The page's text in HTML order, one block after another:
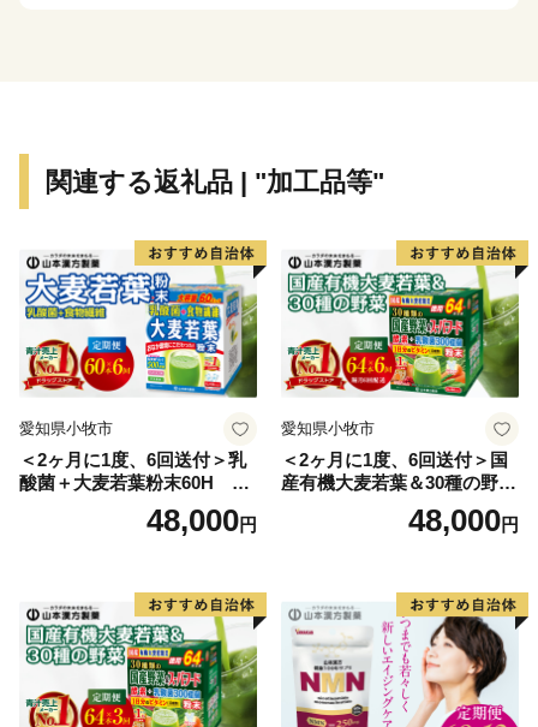
関連する返礼品 | "加工品等"
愛知県小牧市
＜2ヶ月に1度、6回送付＞乳
酸菌＋大麦若葉粉末60H 山
48,000円
愛知県小牧市
＜2ヶ月に1度、6回送付＞国
産有機大麦若葉＆30種の野
菜 山本漢方 定期便
48,000円